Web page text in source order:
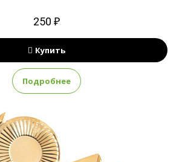
250 ₽
Купить
Подробнее